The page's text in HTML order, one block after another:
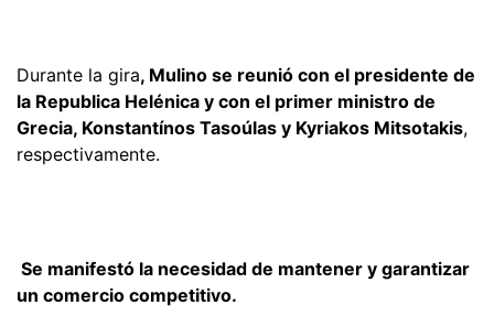
Durante la gira, Mulino se reunió con el presidente de
la Republica Helénica y con el primer ministro de
Grecia, Konstantínos Tasoúlas y Kyriakos Mitsotakis,
respectivamente.
Se manifestó la necesidad de mantener y garantizar
un comercio competitivo.